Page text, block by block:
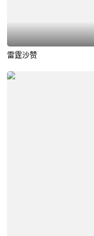
雷霆沙赞